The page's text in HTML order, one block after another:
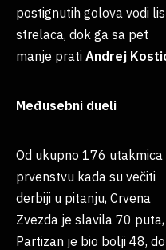
postignutih golova vodi
strelaca, dok ga sa pet
manje prati Andrej
Međusebni dueli
Od ukupno 176 utakmica
prvenstvu kada su večiti
derbiji u pitanju, Crvena
Zvezda je slavila 70 puta,
Partizan je bio bolji 48,